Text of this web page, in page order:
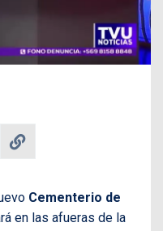
Cementerio de
en las afueras de la